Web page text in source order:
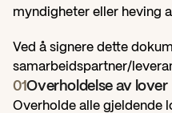
myndigheter eller heving
Ved å signere dette
samarbeidspartner/
01Overholdelse av lover
Overholde alle gjeldende